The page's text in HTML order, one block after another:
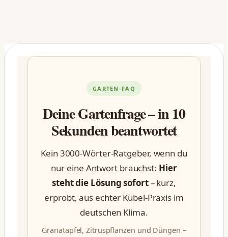
GARTEN-FAQ
Deine Gartenfrage – in 10
Sekunden beantwortet
Kein 3000-Wörter-Ratgeber, wenn du
nur eine Antwort brauchst: Hier
steht die Lösung sofort– kurz,
erprobt, aus echter Kübel-Praxis im
deutschen Klima.
Granatapfel, Zitruspflanzen und Düngen –